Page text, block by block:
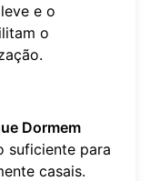
e o
o
Dormem
suficiente para
casais.